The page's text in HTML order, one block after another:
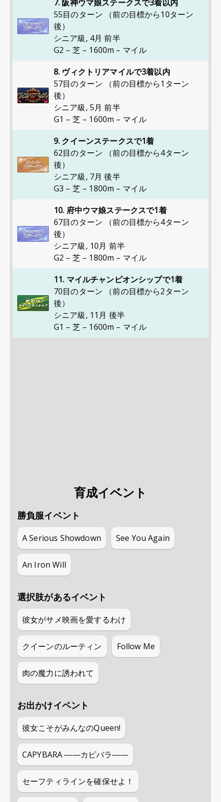
7. 阪神ウマ娘ステークスで3着以内
55目のターン （前の目標から10ターン
後）
シニア級, 4月 前半
G2 – 芝 – 1600m – マイル
8. ヴィクトリアマイルで3着以内
57目のターン （前の目標から1ターン
後）
シニア級, 5月 前半
G1 – 芝 – 1600m – マイル
9. クイーンステークスで1着
62目のターン （前の目標から4ターン
後）
シニア級, 7月 後半
G3 – 芝 – 1800m – マイル
10. 府中ウマ娘ステークスで1着
67目のターン （前の目標から4ターン
後）
シニア級, 10月 前半
G2 – 芝 – 1800m – マイル
11. マイルチャンピオンシップで1着
70目のターン （前の目標から2ターン
後）
シニア級, 11月 後半
G1 – 芝 – 1600m – マイル
育成イベント
勝負服イベント
A Serious Showdown See You Again
An Iron Will
選択肢があるイベント
彼女がサメ映画を愛するわけ
クイーンのルーティン Follow Me
肉の魔力に誘われて
お出かけイベント
彼女こそがみんなのQueen!
CAPYBARA ――カピバラ――
セーフティラインを確保せよ！